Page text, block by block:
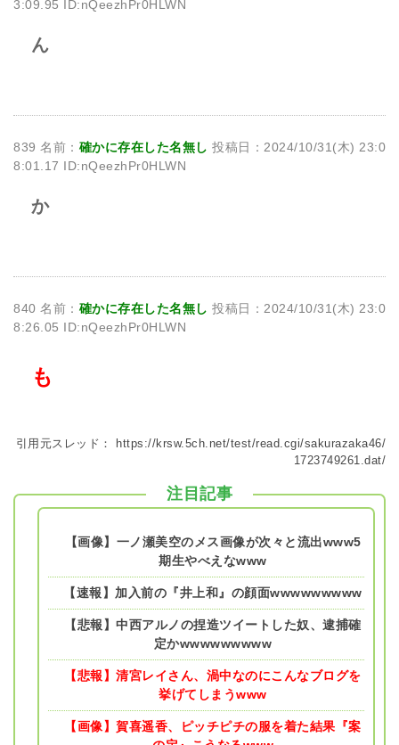
3:09.95 ID:nQeezhPr0HLWN
ん
839 名前： 確かに存在した名無し 投稿日：2024/10/31(木) 23:0
8:01.17 ID:nQeezhPr0HLWN
か
840 名前： 確かに存在した名無し 投稿日：2024/10/31(木) 23:0
8:26.05 ID:nQeezhPr0HLWN
も
引用元スレッド： https://krsw.5ch.net/test/read.cgi/sakurazaka46/
1723749261.dat/
注目記事
【画像】一ノ瀬美空のメス画像が次々と流出www5
期生やべえなwww
【速報】加入前の『井上和』の顔面wwwwwwwww
【悲報】中西アルノの捏造ツイートした奴、逮捕確
定かwwwwwwwww
【悲報】清宮レイさん、渦中なのにこんなブログを
挙げてしまうwww
【画像】賀喜遥香、ピッチピチの服を着た結果『案